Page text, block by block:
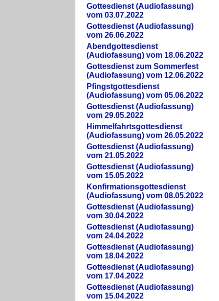
Gottesdienst (Audiofassung)
vom 03.07.2022
Gottesdienst (Audiofassung)
vom 26.06.2022
Abendgottesdienst
(Audiofassung) vom 18.06.2022
Gottesdienst zum Sommerfest
(Audiofassung) vom 12.06.2022
Pfingstgottesdienst
(Audiofassung) vom 05.06.2022
Gottesdienst (Audiofassung)
vom 29.05.2022
Himmelfahrtsgottesdienst
(Audiofassung) vom 26.05.2022
Gottesdienst (Audiofassung)
vom 21.05.2022
Gottesdienst (Audiofassung)
vom 15.05.2022
Konfirmationsgottesdienst
(Audiofassung) vom 08.05.2022
Gottesdienst (Audiofassung)
vom 30.04.2022
Gottesdienst (Audiofassung)
vom 24.04.2022
Gottesdienst (Audiofassung)
vom 18.04.2022
Gottesdienst (Audiofassung)
vom 17.04.2022
Gottesdienst (Audiofassung)
vom 15.04.2022